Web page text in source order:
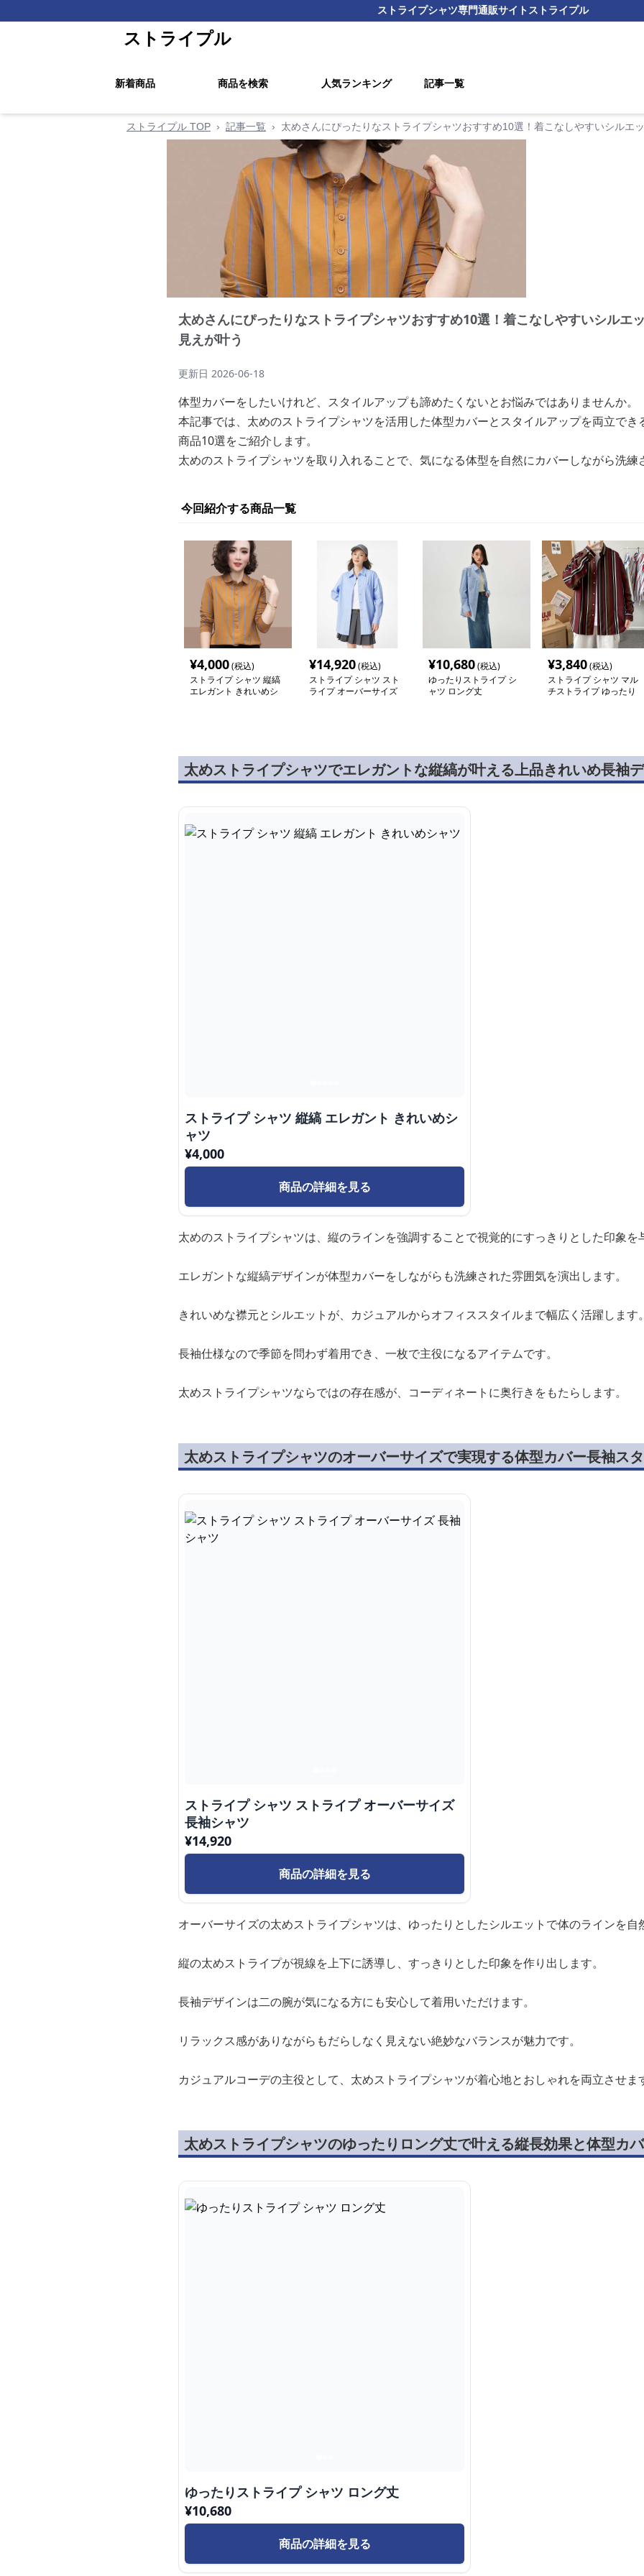
ストライプシャツ専門通販サイト ストライプル
ストライプル
新着商品 商品を検索 人気ランキング 記事一覧
ストライプル TOP › 記事一覧 › 太めさんにぴったりなストライプシャツおすすめ10選！着こなしやすいシルエ
太めさんにぴったりなストライプシャツおすすめ10選！着こなしやすいシルエ
見えが叶う
更新日 2026-06-18
体型カバーをしたいけれど、スタイルアップも諦めたくないとお悩みではありませんか。
本記事では、太めのストライプシャツを活用した体型カバーとスタイルアップを両立で
商品10選をご紹介します。
太めのストライプシャツを取り入れることで、気になる体型を自然にカバーしながら洗
今回紹介する商品一覧
¥4,000(税込)
ストライプ シャツ 縦縞
エレガント きれいめシ
¥14,920(税込)
ストライプ シャツ スト
ライプ オーバーサイズ
¥10,680(税込)
ゆったりストライプ シ
ャツ ロング丈
¥3,840(税込)
ストライプ シャツ マル
チストライプ ゆったり
太めストライプシャツでエレガントな縦縞が叶える上品きれいめ長袖
ストライプ シャツ 縦縞 エレガント きれいめシ
ャツ
¥4,000
商品の詳細を見る
太めのストライプシャツは、縦のラインを強調することで視覚的にすっきりとした印象を
エレガントな縦縞デザインが体型カバーをしながらも洗練された雰囲気を演出します。
きれいめな襟元とシルエットが、カジュアルからオフィススタイルまで幅広く活躍します
長袖仕様なので季節を問わず着用でき、一枚で主役になるアイテムです。
太めストライプシャツならではの存在感が、コーディネートに奥行きをもたらします。
太めストライプシャツのオーバーサイズで実現する体型カバー長袖ス
ストライプ シャツ ストライプ オーバーサイズ
長袖シャツ
¥14,920
商品の詳細を見る
オーバーサイズの太めストライプシャツは、ゆったりとしたシルエットで体のラインを自
縦の太めストライプが視線を上下に誘導し、すっきりとした印象を作り出します。
長袖デザインは二の腕が気になる方にも安心して着用いただけます。
リラックス感がありながらもだらしなく見えない絶妙なバランスが魅力です。
カジュアルコーデの主役として、太めストライプシャツが着心地とおしゃれを両立させま
太めストライプシャツのゆったりロング丈で叶える縦長効果と体型カ
ゆったりストライプ シャツ ロング丈
¥10,680
商品の詳細を見る